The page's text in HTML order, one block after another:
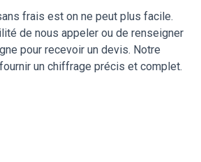
frais est on ne peut plus facile.
de nous appeler ou de renseigner
pour recevoir un devis. Notre
un chiffrage précis et complet.